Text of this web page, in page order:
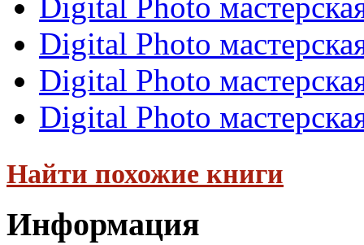
Digital Photo
Digital Photo
Digital Photo
Digital Photo
Найти похожие книги
Информация